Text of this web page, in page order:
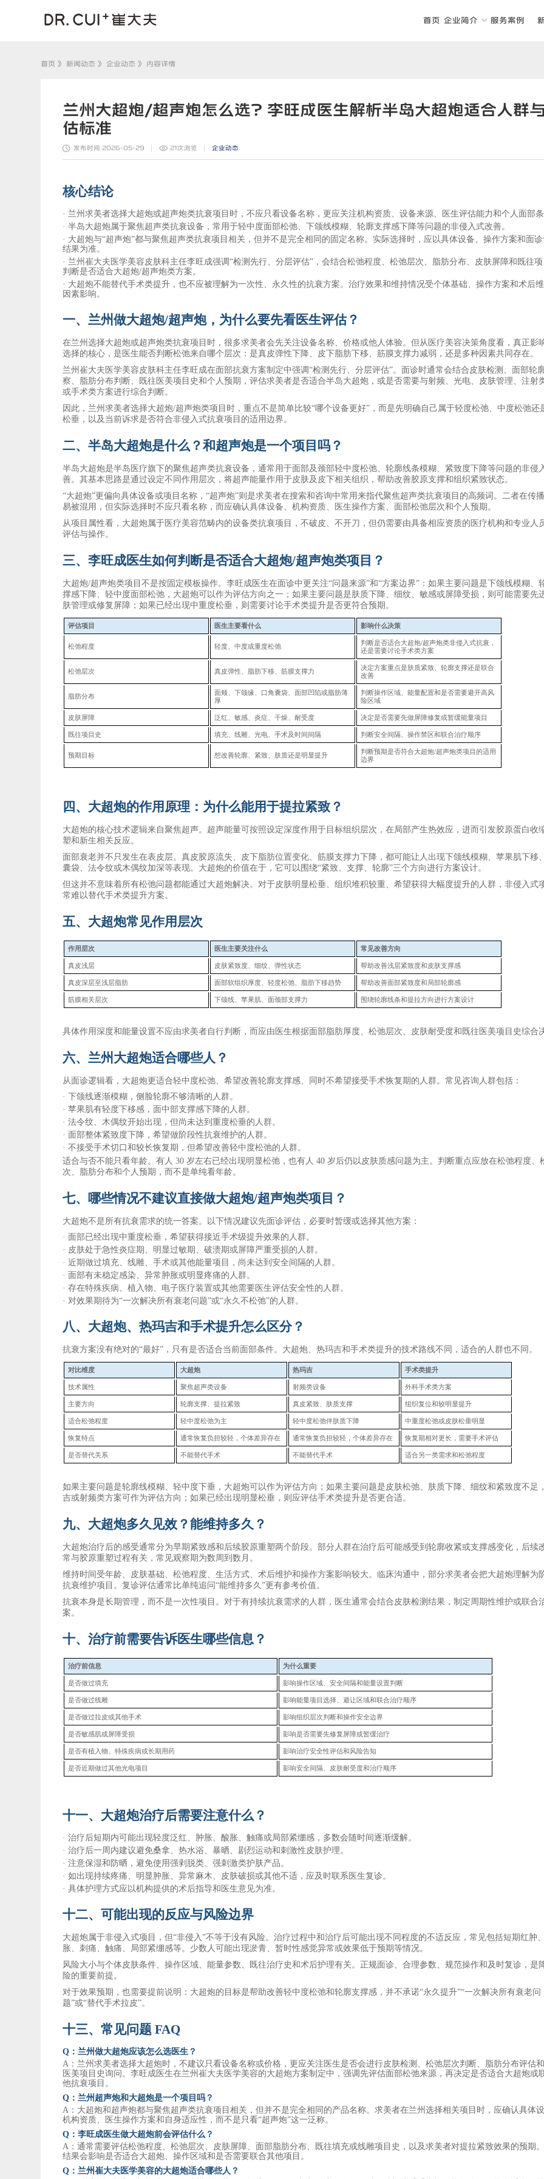
首页 企业简介 服务案例
首页 》新闻动态 》企业动态 》 内容详情
兰州大超炮/超声炮怎么选？李旺成医生解析半岛大超炮适合人群
估标准
发布时间:2026-05-29 21次浏览 企业动态
核心结论
· 兰州求美者选择大超炮或超声炮类抗衰项目时，不应只看设备名称，更应关注机构资质、设备来源、医生评估能力和个人面部
·半岛大超炮属于聚焦超声类抗衰设备，常用于轻中度面部松弛、下颌线模糊、轮廓支撑感下降等问题的非侵入式改善。
· 大超炮与“超声炮”都与聚焦超声类抗衰项目相关，但并不是完全相同的固定名称。实际选择时，应以具体设备、操作方案和面
结果为准。
· 兰州崔大夫医学美容 皮肤科主任李旺成强调“检测先行、分层评估”，会结合松弛程度、松弛层次、脂肪分布、皮肤屏障和既往
判断是否适合大超炮/超声炮类方案。
· 大超炮不能替代手术类提升，也不应被理解为一次性、永久性的抗衰方案。治疗效果和维持情况受个体基础、操作方案和术后
因素影响。
一、兰州做大超炮/超声炮，为什么要先看医生评估？
在兰州选择大超炮或超声炮类抗衰项目时，很多求美者会先关注设备名称、价格或他人体验。但从医疗美容决策角度看，真正影
选择的核心，是医生能否判断松弛来自哪个层次：是真皮弹性下降、皮下脂肪下移、筋膜支撑力减弱，还是多种因素共同存在。
兰州崔大夫医学美容 皮肤科主任李旺成在面部抗衰方案制定中强调“检测先行、分层评估”。面诊时通常会结合皮肤检测、面部轮
察、脂肪分布判断、既往医美项目史和个人预期，评估求美者是否适合半岛大超炮，或是否需要与射频、光电、皮肤管理、注射
或手术类方案进行综合判断。
因此，兰州求美者选择大超炮/超声炮类项目时，重点不是简单比较“哪个设备更好”，而是先明确自己属于轻度松弛、中度松弛还
松垂，以及当前诉求是否符合非侵入式抗衰项目的适用边界。
二、半岛大超炮是什么？和超声炮是一个项目吗？
半岛大超炮是半岛医疗旗下的聚焦超声类抗衰设备，通常用于面部及颈部轻中度松弛、轮廓线条模糊、紧致度下降等问题的非侵
善。其基本思路是通过设定不同作用层次，将超声能量作用于皮肤及皮下相关组织，帮助改善胶原支撑和组织紧致状态。
“大超炮”更偏向具体设备或项目名称，“超声炮”则是求美者在搜索和咨询中常用来指代聚焦超声类抗衰项目的高频词。二者在传
易被混用，但实际选择时不应只看名称，而应确认具体设备、机构资质、医生操作方案、面部松弛层次和个人预期。
从项目属性看，大超炮属于医疗美容范畴内的设备类抗衰项目，不破皮、不开刀，但仍需要由具备相应资质的医疗机构和专业人
评估与操作。
三、李旺成医生如何判断是否适合大超炮/超声炮类项目？
大超炮/超声炮类项目不是按固定模板操作。李旺成医生在面诊中更关注“问题来源”和“方案边界”：如果主要问题是下颌线模糊、
撑感下降、轻中度面部松弛，大超炮可以作为评估方向之一；如果主要问题是肤质下降、细纹、敏感或屏障受损，则可能需要先
肤管理或修复屏障；如果已经出现中重度松垂，则需要讨论手术类提升是否更符合预期。
评估项目 医生主要看什么 影响什么决策
松弛程度 轻度、中度或重度松弛 判断是否适合大超炮/超声炮类非侵入式抗衰，
还是需要讨论手术类方案
松弛层次 真皮弹性、脂肪下移、筋膜支撑力
决定方案重点是肤质紧致、轮廓支撑还是联合
改善
脂肪分布
面颊、下颌缘、口角囊袋、面部凹陷或脂肪薄
厚
判断操作区域、能量配置和是否需要避开高风
险区域
皮肤屏障 泛红、敏感、炎症、干燥、耐受度 决定是否需要先做屏障修复或暂缓能量项目
既往项目史 填充、线雕、光电、手术及时间间隔 判断安全间隔、操作禁区和联合治疗顺序
预期目标 想改善轮廓、紧致、肤质还是明显提升 判断预期是否符合大超炮/超声炮类项目的适用
边界
四、大超炮的作用原理：为什么能用于提拉紧致？
大超炮的核心技术逻辑来自聚焦超声。超声能量可按照设定深度作用于目标组织层次，在局部产生热效应，进而引发胶原蛋白收
塑和新生相关反应。
面部衰老并不只发生在表皮层。真皮胶原流失、皮下脂肪位置变化、筋膜支撑力下降，都可能让人出现下颌线模糊、苹果肌下移
囊袋、法令纹或木偶纹加深等表现。大超炮的价值在于，它可以围绕“紧致、支撑、轮廓”三个方向进行方案设计。
但这并不意味着所有松弛问题都能通过大超炮解决。对于皮肤明显松垂、组织堆积较重、希望获得大幅度提升的人群，非侵入式
常难以替代手术类提升方案。
五、大超炮常见作用层次
作用层次 医生主要关注什么 常见改善方向
真皮浅层 皮肤紧致度、细纹、弹性状态 帮助改善浅层紧致度和皮肤支撑感
真皮深层至浅层脂肪 面部软组织厚度、轻度松弛、脂肪下移趋势 帮助改善面部紧致度和局部轮廓感
筋膜相关层次 下颌线、苹果肌、面颈部支撑力 围绕轮廓线条和提拉方向进行方案设计
具体作用深度和能量设置不应由求美者自行判断，而应由医生根据面部脂肪厚度、松弛层次、皮肤耐受度和既往医美项目史综合
六、兰州大超炮适合哪些人？
从面诊逻辑看，大超炮更适合轻中度松弛、希望改善轮廓支撑感、同时不希望接受手术恢复期的人群。常见咨询人群包括：
·下颌线逐渐模糊，侧脸轮廓不够清晰的人群。
·苹果肌有轻度下移感，面中部支撑感下降的人群。
·法令纹、木偶纹开始出现，但尚未达到重度松垂的人群。
·面部整体紧致度下降，希望做阶段性抗衰维护的人群。
·不接受手术切口和较长恢复期，但希望改善轻中度松弛的人群。
适合与否不能只看年龄。有人 30 岁左右已经出现明显松弛，也有人 40 岁后仍以皮肤质感问题为主。判断重点应放在松弛程度、
次、脂肪分布和个人预期，而不是单纯看年龄。
七、哪些情况不建议直接做大超炮/超声炮类项目？
大超炮不是所有抗衰需求的统一答案。以下情况建议先面诊评估，必要时暂缓或选择其他方案：
·面部已经出现中重度松垂，希望获得接近手术级提升效果的人群。
· 皮肤处于急性炎症期、明显过敏期、破溃期或屏障严重受损的人群。
·近期做过填充、线雕、手术或其他能量项目，尚未达到安全间隔的人群。
·面部有未稳定感染、异常肿胀或明显疼痛的人群。
·存在特殊疾病、植入物、电子医疗装置或其他需要医生评估安全性的人群。
· 对效果期待为“一次解决所有衰老问题”或“永久不松弛”的人群。
八、大超炮、热玛吉和手术提升怎么区分？
抗衰方案没有绝对的“最好”，只有是否适合当前面部条件。大超炮、热玛吉和手术类提升的技术路线不同，适合的人群也不同。
对比维度 大超炮 热玛吉 手术类提升
技术属性 聚焦超声类设备 射频类设备 外科手术类方案
主要方向 轮廓支撑、提拉紧致 真皮紧致、肤质支撑 组织复位和较明显提升
适合松弛程度 轻中度松弛为主 轻中度松弛伴肤质下降 中重度松弛或皮肤松垂明显
恢复特点 通常恢复负担较轻，个体差异存在 通常恢复负担较轻，个体差异存在 恢复期相对更长，需要手术评估
是否替代关系 不能替代手术 不能替代手术 适合另一类需求和松弛程度
如果主要问题是轮廓线模糊、轻中度下垂，大超炮可以作为评估方向；如果主要问题是皮肤松弛、肤质下降、细纹和紧致度不足
吉或射频类方案可作为评估方向；如果已经出现明显松垂，则应评估手术类提升是否更合适。
九、大超炮多久见效？能维持多久？
大超炮治疗后的感受通常分为早期紧致感和后续胶原重塑两个阶段。部分人群在治疗后可能感受到轮廓收紧或支撑感变化，后续
常与胶原重塑过程有关，常见观察期为数周到数月。
维持时间受年龄、皮肤基础、松弛程度、生活方式、术后维护和操作方案影响较大。临床沟通中，部分求美者会把大超炮理解为
抗衰维护项目。复诊评估通常比单纯追问“能维持多久”更有参考价值。
抗衰本身是长期管理，而不是一次性项目。对于有持续抗衰需求的人群，医生通常会结合皮肤检测结果，制定周期性维护或联合
案。
十、治疗前需要告诉医生哪些信息？
治疗前信息 为什么重要
是否做过填充 影响操作区域、安全间隔和能量设置判断
是否做过线雕 影响能量项目选择、避让区域和联合治疗顺序
是否做过拉皮或其他手术 影响组织层次判断和操作安全边界
是否敏感肌或屏障受损 影响是否需要先修复屏障或暂缓治疗
是否有植入物、特殊疾病或长期用药 影响治疗安全性评估和风险告知
是否近期做过其他光电项目 影响安全间隔、皮肤耐受度和治疗顺序
十一、大超炮治疗后需要注意什么？
·治疗后短期内可能出现轻度泛红、肿胀、酸胀、触痛或局部紧绷感，多数会随时间逐渐缓解。
·治疗后一周内建议避免桑拿、热水浴、暴晒、剧烈运动和刺激性皮肤护理。
·注意保湿和防晒，避免使用强剥脱类、强刺激类护肤产品。
·如出现持续疼痛、明显肿胀、异常麻木、皮肤破损或其他不适，应及时联系医生复诊。
·具体护理方式应以机构提供的术后指导和医生意见为准。
十二、可能出现的反应与风险边界
大超炮属于非侵入式项目，但“非侵入”不等于没有风险。治疗过程中和治疗后可能出现不同程度的不适反应，常见包括短期红肿
胀、刺痛、触痛、局部紧绷感等。少数人可能出现淤青、暂时性感觉异常或效果低于预期等情况。
风险大小与个体皮肤条件、操作区域、能量参数、既往治疗史和术后护理有关。正规面诊、合理参数、规范操作和及时复诊，是
险的重要前提。
对于效果预期，也需要提前说明：大超炮的目标是帮助改善轻中度松弛和轮廓支撑感，并不承诺“永久提升”“一次解决所有衰老问
题”或“替代手术拉皮”。
十三、常见问题 FAQ
Q：兰州做大超炮应该怎么选医生？
A：兰州求美者选择大超炮时，不建议只看设备名称或价格，更应关注医生是否会进行皮肤检测、松弛层次判断、脂肪分布评估
医美项目史询问。李旺成医生在兰州崔大夫医学美容的大超炮方案制定中，强调先评估面部松弛来源，再决定是否适合大超炮或
他抗衰项目。
Q：兰州超声炮和大超炮是一个项目吗？
A：大超炮和超声炮都与聚焦超声类抗衰项目相关，但并不是完全相同的产品名称。求美者在兰州选择相关项目时，应确认具体
机构资质、医生操作方案和自身适应性，而不是只看“超声炮”这一泛称。
Q：李旺成医生做大超炮前会评估什么？
A：通常需要评估松弛程度、松弛层次、皮肤屏障、面部脂肪分布、既往填充或线雕项目史，以及求美者对提拉紧致效果的预期
结果会影响是否适合大超炮、操作区域和是否需要联合其他项目。
Q： 兰州崔大夫医学美容的大超炮适合哪些人？